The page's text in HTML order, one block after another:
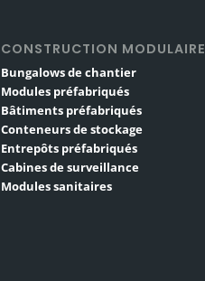
CONSTRUCTION MODULAIRE
Bungalows de chantier
Modules préfabriqués
Bâtiments préfabriqués
Conteneurs de stockage
Entrepôts préfabriqués
Cabines de surveillance
Modules sanitaires